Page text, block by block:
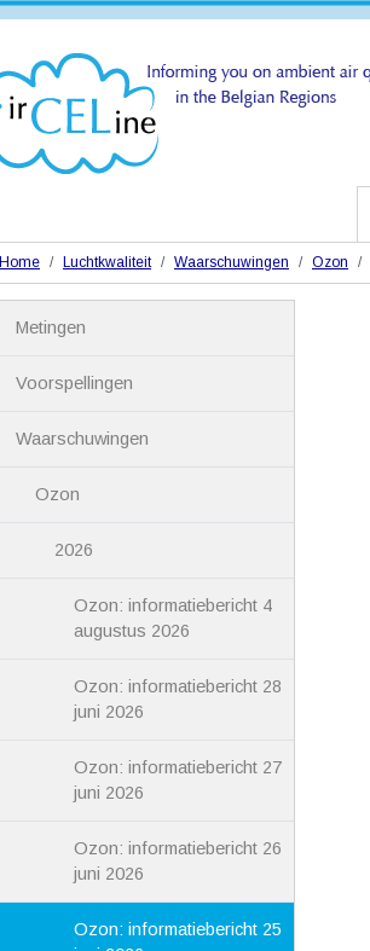
Home Luchtkwaliteit Waarschuwingen Ozon
Metingen
Voorspellingen
Waarschuwingen
Ozon
2026
Ozon: informatiebericht 4
augustus 2026
Ozon: informatiebericht 28
juni 2026
Ozon: informatiebericht 27
juni 2026
Ozon: informatiebericht 26
juni 2026
Ozon: informatiebericht 25